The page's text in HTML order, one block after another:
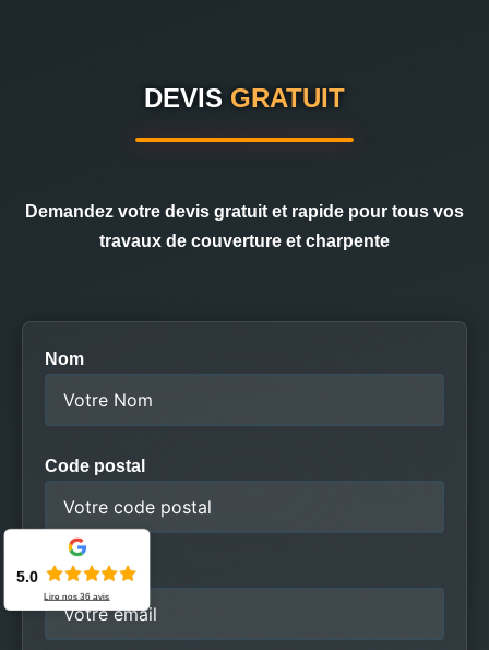
DEVIS GRATUIT
Demandez votre devis gratuit et rapide pour tous vos
travaux de couverture et charpente
Nom
Code postal
Email
5.0
Lire nos36 avis